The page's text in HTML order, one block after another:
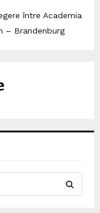
între Academia
– Brandenburg